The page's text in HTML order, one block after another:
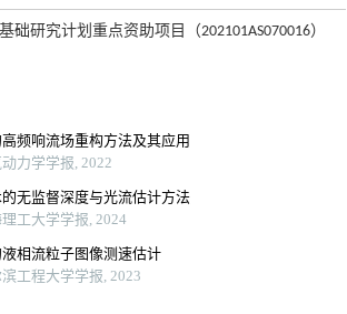
研究计划重点资助项目（202101AS070016）